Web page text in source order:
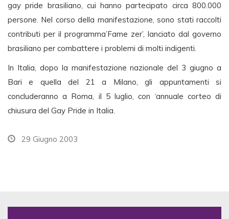
gay pride brasiliano, cui hanno partecipato circa 800.000
persone. Nel corso della manifestazione, sono stati raccolti
contributi per il programma’Fame zer’, lanciato dal governo
brasiliano per combattere i problemi di molti indigenti.
In Italia, dopo la manifestazione nazionale del 3 giugno a
Bari e quella del 21 a Milano, gli appuntamenti si
concluderanno a Roma, il 5 luglio, con ‘annuale corteo di
chiusura del Gay Pride in Italia.
29 Giugno 2003